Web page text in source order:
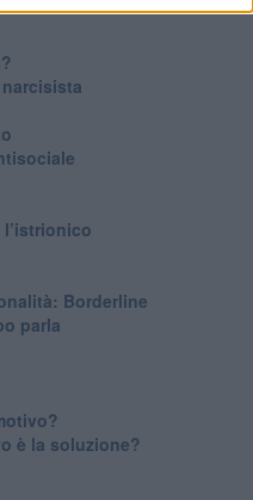
Borderline
parla
è la soluzione?